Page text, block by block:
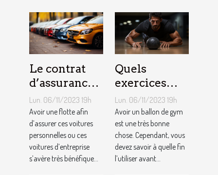
Le contrat
d’assurance
auto par
flotte : est-il
si
bénéfique ?
Lun. 06/11/2023 19h
Avoir une flotte afin
d’assurer ces voitures
personnelles ou ces
voitures d’entreprise
s’avère très bénéfique...
Quels
exercices
pouvez-vous
faire avec un
ballon de
gym ?
Lun. 06/11/2023 19h
Avoir un ballon de gym
est une très bonne
chose. Cependant, vous
devez savoir à quelle fin
l’utiliser avant...